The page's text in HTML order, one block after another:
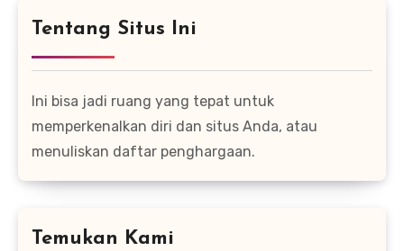
Tentang Situs Ini
Ini bisa jadi ruang yang tepat untuk
memperkenalkan diri dan situs Anda, atau
menuliskan daftar penghargaan.
Temukan Kami